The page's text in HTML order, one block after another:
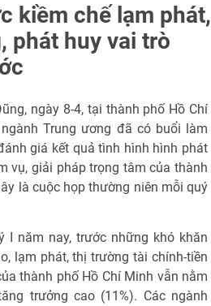
kiềm chế lạm phát,
phát huy vai trò
ngày 8-4, tại thành phố Hồ Chí
Trung ương đã có buổi làm
giá kết quả tình hình hình phát
vụ, giải pháp trọng tâm của thành
là cuộc họp thường niên mỗi quý
I năm nay, trước những khó khăn
lạm phát, thị trường tài chính-tiền
thành phố Hồ Chí Minh vẫn nằm
trưởng cao (11%). Các ngành